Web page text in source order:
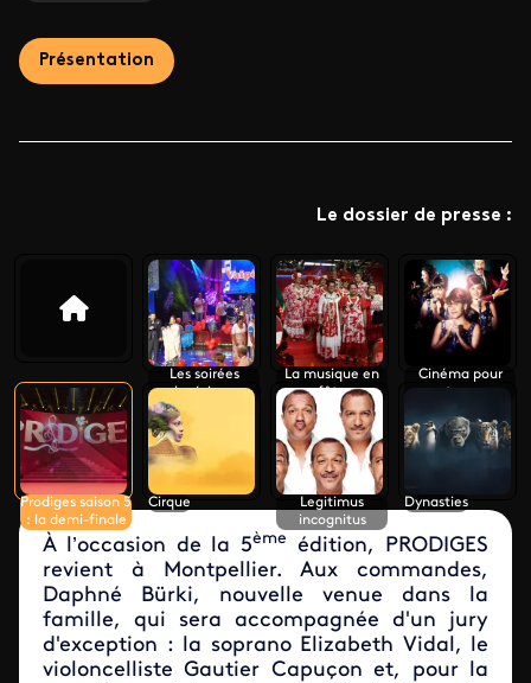
Présentation
Le dossier de presse :
Les soirées
polynésiennes
La musique en
fête
Cinéma pour
tous
Prodiges saison 5
: la demi-finale
Cirque
Legitimus
incognitus
Dynasties
À l’occasion de la 5ème
édition, PRODIGES
revient à Montpellier. Aux commandes,
Daphné Bürki, nouvelle venue dans la
famille, qui sera accompagnée d'un jury
d'exception : la soprano Elizabeth Vidal, le
violoncelliste Gautier Capuçon et, pour la